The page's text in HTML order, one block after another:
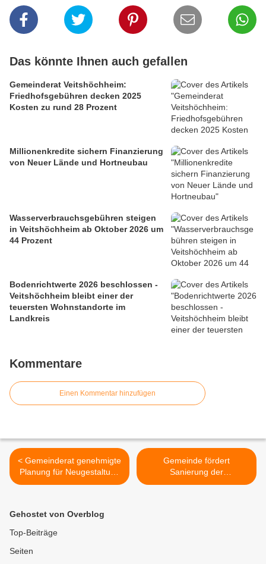
Das könnte Ihnen auch gefallen
Gemeinderat Veitshöchheim:
Friedhofsgebühren decken 2025
Kosten zu rund 28 Prozent
Millionenkredite sichern Finanzierung
von Neuer Lände und Hortneubau
Wasserverbrauchsgebühren steigen
in Veitshöchheim ab Oktober 2026 um
44 Prozent
Bodenrichtwerte 2026 beschlossen -
Veitshöchheim bleibt einer der
teuersten Wohnstandorte im
Landkreis
Kommentare
Einen Kommentar hinzufügen
< Gemeinderat genehmigte
Planung für Neugestaltung
der Kirchstraße -
diesem Jahr
Gemeinde fördert
Sanierung der
Schießstände der
Gehostet von Overblog
Top-Beiträge
Seiten